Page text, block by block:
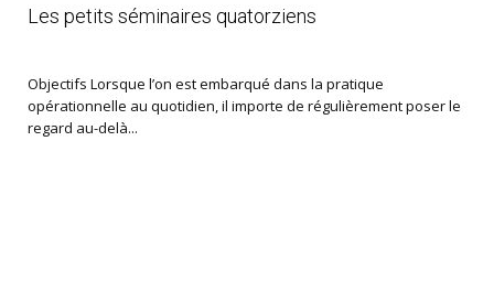
Les petits séminaires quatorziens
Objectifs Lorsque l’on est embarqué dans la pratique
opérationnelle au quotidien, il importe de régulièrement poser le
regard au-delà...